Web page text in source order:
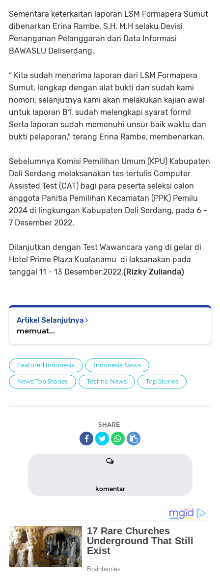
Sementara keterkaitan laporan LSM Formapera Sumut
dibenarkan Erina Rambe, S.H, M.H selaku Devisi
Penanganan Pelanggaran dan Data Informasi
BAWASLU Deliserdang.
“ Kita sudah menerima laporan dari LSM Formapera
Sumut, lengkap dengan alat bukti dan sudah kami
nomori, selanjutnya kami akan melakukan kajian awal
untuk laporan B1, sudah melengkapi syarat formil
Serta laporan sudah memenuhi unsur baik waktu dan
bukti pelaporan," terang Erina Rambe, membenarkan.
Sebelumnya Komisi Pemilihan Umum (KPU) Kabupaten
Deli Serdang melaksanakan tes tertulis Computer
Assisted Test (CAT) bagi para peserta seleksi calon
anggota Panitia Pemilihan Kecamatan (PPK) Pemilu
2024 di lingkungan Kabupaten Deli Serdang, pada 6 -
7 Desember 2022.
Dilanjutkan dengan Test Wawancara yang di gelar di
Hotel Prime Plaza Kualanamu di laksanakan pada
tanggal 11 - 13 Desember.2022.(Rizky Zulianda)
Artikel Selanjutnya
memuat...
Featured Indonesia Indonesia News
News Top Stories Techno News Top Stories
SHARE
komentar